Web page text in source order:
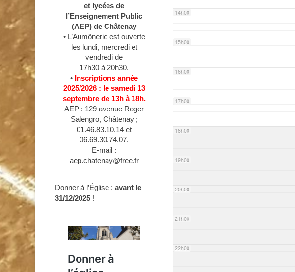
14h00
15h00
16h00
17h00
18h00
19h00
20h00
21h00
22h00
et lycées de
l’Enseignement Public
(AEP) de Châtenay
• L’Aumônerie est ouverte
les lundi, mercredi et
vendredi de
17h30 à 20h30.
• Inscriptions année
2025/2026 : le samedi 13
septembre de 13h à 18h.
AEP : 129 avenue Roger
Salengro, Châtenay ;
01.46.83.10.14 et
06.69.30.74.07.
E-mail :
aep.chatenay@free.fr
Donner à l’Église : avant le
31/12/2025 !